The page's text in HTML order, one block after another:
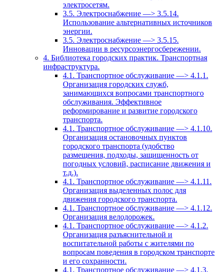
электросетям.
3.5. Электроснабжение —> 3.5.14.
Использование альтернативных источников
энергии.
3.5. Электроснабжение —> 3.5.15.
Инновации в ресурсоэнергосбережении.
4. Библиотека городских практик. Транспортная
инфраструктура.
4.1. Транспортное обслуживание —> 4.1.1.
Организация городских служб,
занимающихся вопросами транспортного
обслуживания. Эффективное
реформирование и развитие городского
транспорта.
4.1. Транспортное обслуживание —> 4.1.10.
Организация остановочных пунктов
городского транспорта (удобство
размещения, подходы, защищенность от
погодных условий, расписание движения и
т.д.).
4.1. Транспортное обслуживание —> 4.1.11.
Организация выделенных полос для
движения городского транспорта.
4.1. Транспортное обслуживание —> 4.1.12.
Организация велодорожек.
4.1. Транспортное обслуживание —> 4.1.2.
Организация разъяснительной и
воспитательной работы с жителями по
вопросам поведения в городском транспорте
и его сохранности.
4.1. Транспортное обслуживание —> 4.1.3.